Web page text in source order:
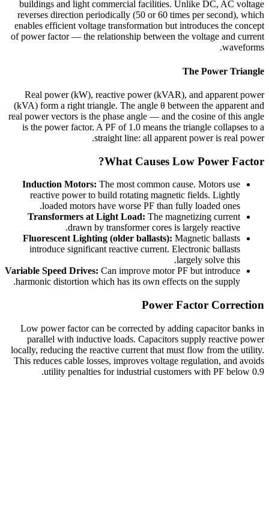
buildings and light commercial facilities. Unlike DC, AC voltage
reverses direction periodically (50 or 60 times per second), which
enables efficient voltage transformation but introduces the concept
of power factor — the relationship between the voltage and current
waveforms.
The Power Triangle
Real power (kW), reactive power (kVAR), and apparent power
(kVA) form a right triangle. The angle θ between the apparent and
real power vectors is the phase angle — and the cosine of this angle
is the power factor. A PF of 1.0 means the triangle collapses to a
straight line: all apparent power is real power.
What Causes Low Power Factor?
Induction Motors: The most common cause. Motors use
reactive power to build rotating magnetic fields. Lightly
loaded motors have worse PF than fully loaded ones.
Transformers at Light Load: The magnetizing current
drawn by transformer cores is largely reactive.
Fluorescent Lighting (older ballasts): Magnetic ballasts
introduce significant reactive current. Electronic ballasts
largely solve this.
Variable Speed Drives: Can improve motor PF but introduce
harmonic distortion which has its own effects on the supply.
Power Factor Correction
Low power factor can be corrected by adding capacitor banks in
parallel with inductive loads. Capacitors supply reactive power
locally, reducing the reactive current that must flow from the utility.
This reduces cable losses, improves voltage regulation, and avoids
utility penalties for industrial customers with PF below 0.9.